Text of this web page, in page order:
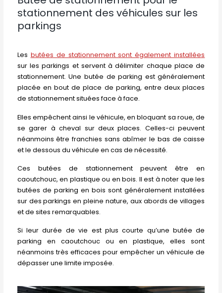
stationnement des véhicules sur les
parkings
Les butées de stationnement sont également installées
sur les parkings et servent à délimiter chaque place de
stationnement. Une butée de parking est généralement
placée en bout de place de parking, entre deux places
de stationnement situées face à face.
Elles empêchent ainsi le véhicule, en bloquant sa roue, de
se garer à cheval sur deux places. Celles-ci peuvent
néanmoins être franchies sans abîmer le bas de caisse
et le dessous du véhicule en cas de nécessité.
Ces butées de stationnement peuvent être en
caoutchouc, en plastique ou en bois. Il est à noter que les
butées de parking en bois sont généralement installées
sur des parkings en pleine nature, aux abords de villages
et de sites remarquables.
Si leur durée de vie est plus courte qu’une butée de
parking en caoutchouc ou en plastique, elles sont
néanmoins très efficaces pour empêcher un véhicule de
dépasser une limite imposée.